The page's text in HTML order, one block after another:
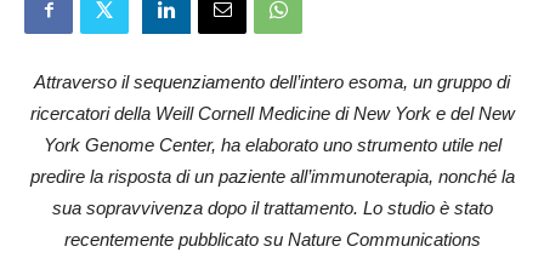
Attraverso il sequenziamento dell’intero esoma, un gruppo di
ricercatori della Weill Cornell Medicine di New York e del New
York Genome Center, ha elaborato uno strumento utile nel
predire la risposta di un paziente all’immunoterapia, nonché la
sua sopravvivenza dopo il trattamento. Lo studio è stato
recentemente pubblicato su Nature Communications